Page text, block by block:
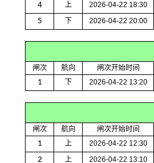
4 上 2026-04-22 18:30
5 下 2026-04-22 20:00
闸次 航向 闸次开始时间
1 下 2026-04-22 13:20
闸次 航向 闸次开始时间
1 上 2026-04-22 12:30
2 上 2026-04-22 13:10